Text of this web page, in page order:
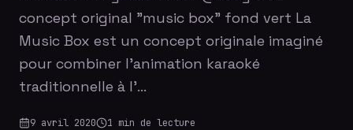
concept original "music box" fond vert La
Music Box est un concept originale imaginé
pour combiner l'animation karaoké
traditionnelle à l'…
9 avril 2020 1 min de lecture